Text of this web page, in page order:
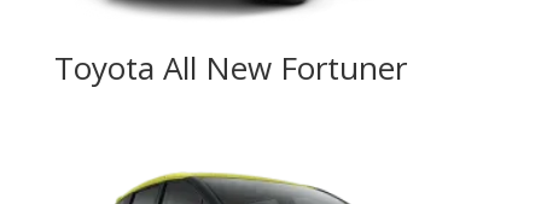
Toyota All New Fortuner